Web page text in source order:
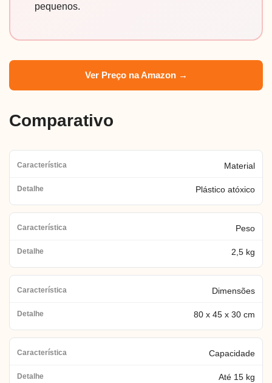
pequenos.
Ver Preço na Amazon →
Comparativo
Material
Plástico atóxico
Peso
2,5 kg
Dimensões
80 x 45 x 30 cm
Capacidade
Até 15 kg